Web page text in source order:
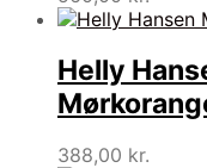
Helly
388,00 kr.